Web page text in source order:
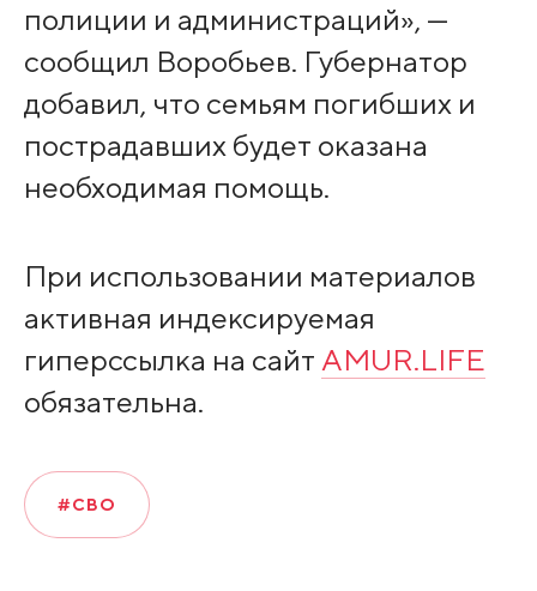
полиции и администраций», —
сообщил Воробьев. Губернатор
добавил, что семьям погибших и
пострадавших будет оказана
необходимая помощь.
При использовании материалов
активная индексируемая
гиперссылка на сайт AMUR.LIFE
обязательна.
#СВО